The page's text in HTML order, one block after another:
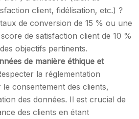
client, fidélisation, etc.) ?
de conversion de 15 % ou une
de satisfaction client de 10 %
objectifs pertinents.
de manière éthique et
la réglementation
le consentement des clients,
des données. Il est crucial de
des clients en étant